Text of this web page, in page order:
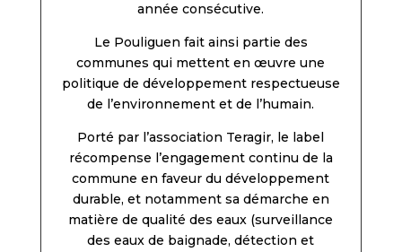
année consécutive.
Le Pouliguen fait ainsi partie des
communes qui mettent en œuvre une
politique de développement respectueuse
de l’environnement et de l’humain.
Porté par l’association Teragir, le label
récompense l’engagement continu de la
commune en faveur du développement
durable, et notamment sa démarche en
matière de qualité des eaux (surveillance
des eaux de baignade, détection et